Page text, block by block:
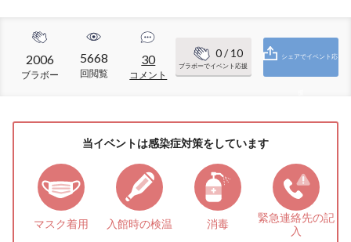
2006
ブラボー
5668
回閲覧
30
コメント
0/ 10
ブラボーでイベント応援
シェアでイベント応
当イベントは感染症対策をしています
マスク着用 入館時の検温 消毒 緊急連絡先の記
入